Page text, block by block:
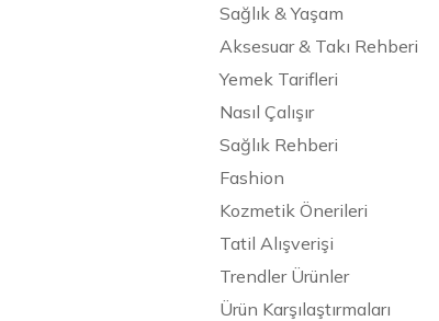
Sağlık & Yaşam
Aksesuar & Takı Rehberi
Yemek Tarifleri
Nasıl Çalışır
Sağlık Rehberi
Fashion
Kozmetik Önerileri
Tatil Alışverişi
Trendler Ürünler
Ürün Karşılaştırmaları